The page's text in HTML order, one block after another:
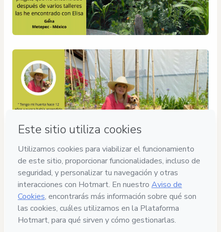
Compra segura
Ambiente seguro y autenticado